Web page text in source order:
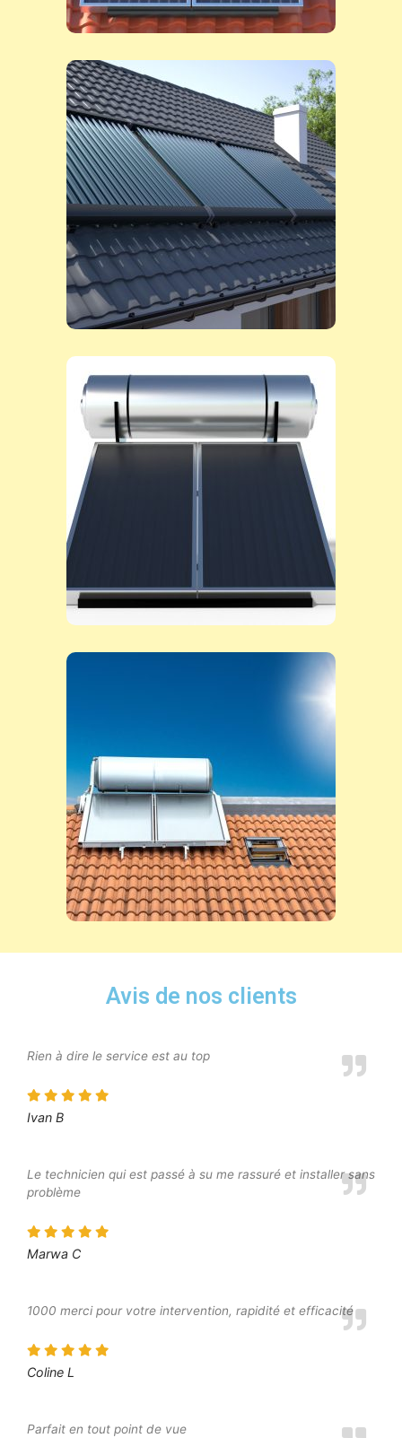
Avis de nos clients
Rien à dire le service est au top
Ivan B
Le technicien qui est passé à su me rassuré et installer sans
problème
Marwa C
1000 merci pour votre intervention, rapidité et efficacité
Coline L
Parfait en tout point de vue